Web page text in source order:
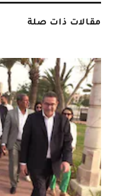
مقالات ذات صلة